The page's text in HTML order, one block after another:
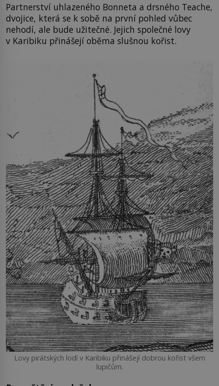
Partnerství uhlazeného Bonneta a drsného Teache,
dvojice, která se k sobě na první pohled vůbec
nehodí, ale bude užitečné. Jejich společné lovy
v Karibiku přinášejí oběma slušnou kořist.
Lovy pirátských lodí v Karibiku přinášejí dobrou kořist všem
lupičům.